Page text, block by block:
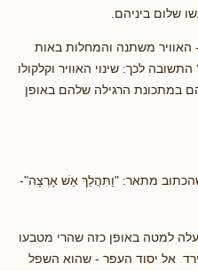
שלום ביניהם.
האוויר משתנה והמחלות באות
לכך: שינוי האוויר וקלקולו
במתכונת הרגילה שלהם באופן
מתאר: "וַתִּהֲלַךְ אֵשׁ אָרְצָה"-
למטה באופן כזה שהרי מטבעו
ירד אל יסוד העפר - שהוא השפל